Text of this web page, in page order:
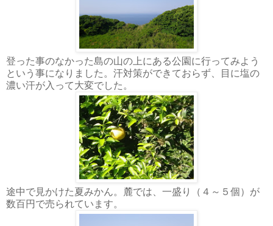
登った事のなかった島の山の上にある公園に行ってみよう
という事になりました。汗対策ができておらず、目に塩の
濃い汗が入って大変でした。
途中で見かけた夏みかん。麓では、一盛り（４～５個）が
数百円で売られています。